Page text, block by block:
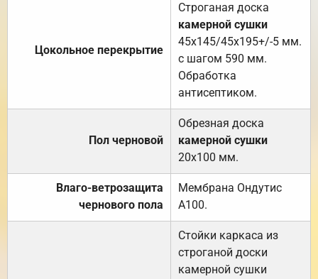
Цокольное перекрытие
Строганая доска
камерной сушки
45х145/45х195+/-5 мм.
с шагом 590 мм.
Обработка
антисептиком.
Пол черновой
Обрезная доска
камерной сушки
20х100 мм.
Влаго-ветрозащита
чернового пола
Мембрана Ондутис
А100.
Стойки каркаса из
строганой доски
камерной сушки